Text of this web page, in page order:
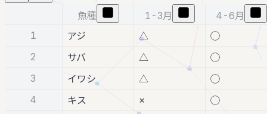
魚種 1-3月
4-6月
1
アジ △
◯
2
サバ △
◯
3
イワシ △
◯
4
キス ×
◯